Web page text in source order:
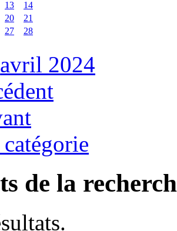
13
14
20
21
27
28
avril 2024
de la